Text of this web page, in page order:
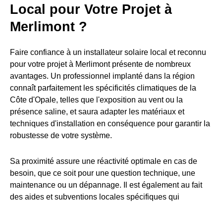
Local pour Votre Projet à
Merlimont ?
Faire confiance à un installateur solaire local et reconnu
pour votre projet à Merlimont présente de nombreux
avantages. Un professionnel implanté dans la région
connaît parfaitement les spécificités climatiques de la
Côte d'Opale, telles que l'exposition au vent ou la
présence saline, et saura adapter les matériaux et
techniques d'installation en conséquence pour garantir la
robustesse de votre système.
Sa proximité assure une réactivité optimale en cas de
besoin, que ce soit pour une question technique, une
maintenance ou un dépannage. Il est également au fait
des aides et subventions locales spécifiques qui